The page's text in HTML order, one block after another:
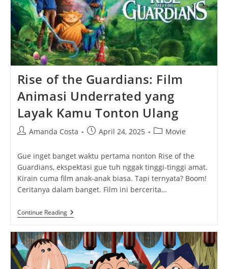
Rise of the Guardians: Film
Animasi Underrated yang
Layak Kamu Tonton Ulang
PostAmanda Costa
PostApril 24, 2025
PostMovie
Gue inget banget waktu pertama nonton Rise of the
Guardians, ekspektasi gue tuh nggak tinggi-tinggi amat.
Kirain cuma film anak-anak biasa. Tapi ternyata? Boom!
Ceritanya dalam banget. Film ini bercerita…
Continue ReadingRise
Of
Guardians:
Film
Animasi
Underrated